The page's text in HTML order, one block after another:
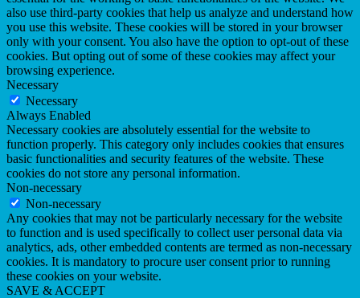
also use third-party cookies that help us analyze and understand how
you use this website. These cookies will be stored in your browser
only with your consent. You also have the option to opt-out of these
cookies. But opting out of some of these cookies may affect your
browsing experience.
Necessary
Necessary
Always Enabled
Necessary cookies are absolutely essential for the website to
function properly. This category only includes cookies that ensures
basic functionalities and security features of the website. These
cookies do not store any personal information.
Non-necessary
Non-necessary
Any cookies that may not be particularly necessary for the website
to function and is used specifically to collect user personal data via
analytics, ads, other embedded contents are termed as non-necessary
cookies. It is mandatory to procure user consent prior to running
these cookies on your website.
SAVE & ACCEPT